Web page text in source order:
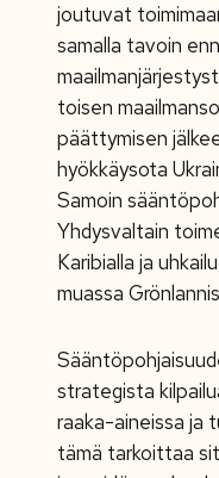
joutuvat
samalla tavoin
toisen
päättymisen
hyökkäysota
Samoin
Yhdysvaltain
Karibialla ja
muassa
strategista
raaka-aineissa ja
tämä tarkoittaa